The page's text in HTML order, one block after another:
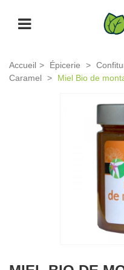
Accueil > Épicerie >
Caramel > Miel Bio de